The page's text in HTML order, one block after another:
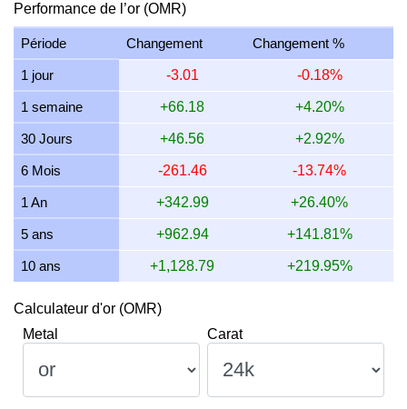
899.73
12 juillet 2026 925.65 29.76 29,759.59 347.12
11 juillet 2026 29.77 29,768.64 347.22
10 juillet 2026 29.64 29,637.16 345.69
9 juillet 2026 29.88 29,881.94 348.55
8 juillet 2026 29.40 29,397.20 342.89
Performance de l’or (OMR)
Période Changement Changement %
1 jour -3.01 -0.18%
1 semaine +66.18 +4.20%
30 Jours +46.56 +2.92%
6 Mois -261.46 -13.74%
1 An +342.99 +26.40%
5 ans +962.94 +141.81%
10 ans +1,128.79 +219.95%
Calculateur d'or (OMR)
Metal
Carat